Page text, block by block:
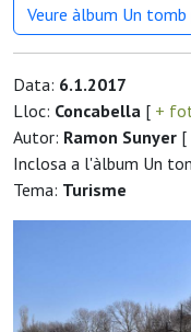
Veure àlbum Un
Data: 6.1.2017
Lloc: Concabella [ +
Autor: Ramon Sunyer [
Inclosa a l'àlbum Un
Tema: Turisme